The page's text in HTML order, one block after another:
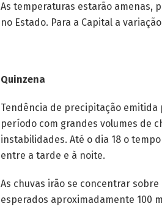
As temperaturas estarão amenas,
no Estado. Para a Capital a
Quinzena
Tendência de precipitação emitida
período com grandes volumes de
instabilidades. Até o dia 18 o
entre a tarde e à noite.
As chuvas irão se concentrar
esperados aproximadamente 100